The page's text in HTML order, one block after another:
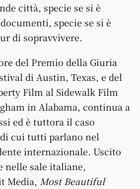
città, specie se si è
specie se si è
di sopravvivere.
del Premio della Giuria
di Austin, Texas, e del
Film al Sidewalk Film
in Alabama, continua a
ed è tuttora il caso
cui tutti parlano nel
internazionale. Uscito
nelle sale italiane,
Media, Most Beautiful